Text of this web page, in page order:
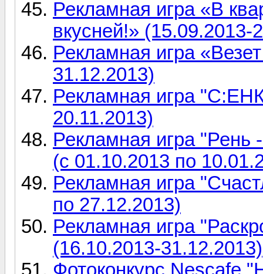
Рекламная игра «В
вкусней!» (15.09.2013-
Рекламная игра
31.12.2013)
Рекламная игра
20.11.2013)
Рекламная игра "Рень
(с 01.10.2013 по
Рекламная игра
по 27.12.2013)
Рекламная игра
(16.10.2013-31.12.2013)
Фотоконкурс Nescafe